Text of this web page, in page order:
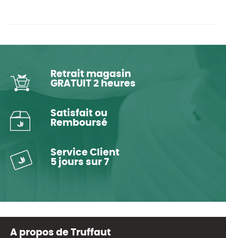
Retrait magasin
GRATUIT 2 heures
Satisfait ou
Remboursé
Service Client
5 jours sur 7
A propos de Truffaut